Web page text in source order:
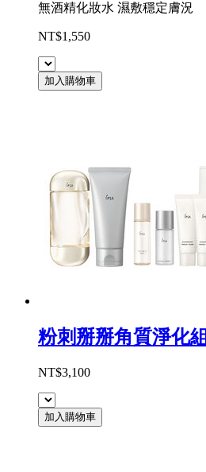
無酒精化妝水 濕敷穩定膚況
NT$1,550
加入購物車
粉刺掰掰角質淨化組
NT$3,100
加入購物車